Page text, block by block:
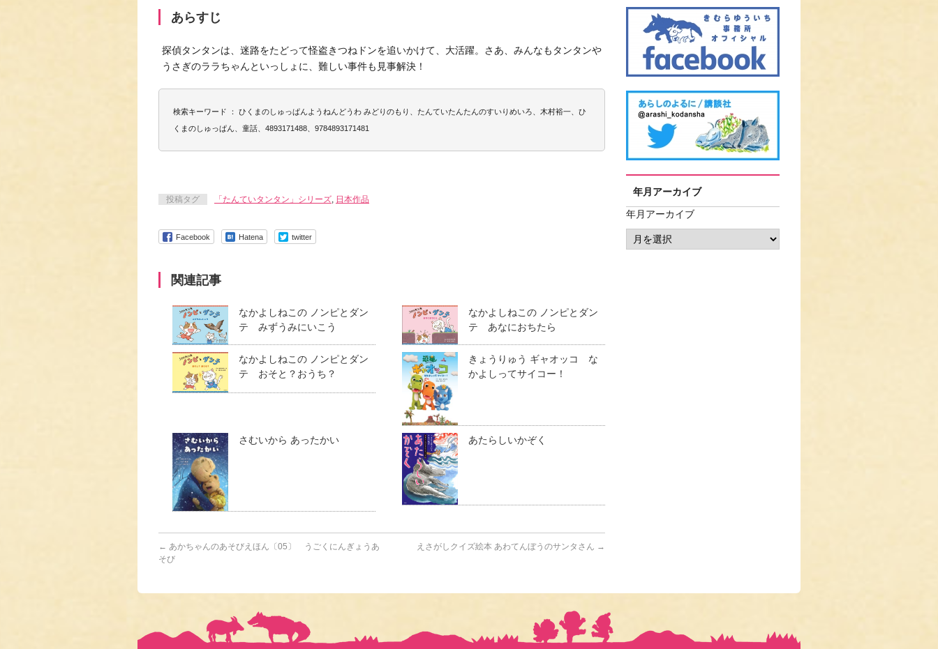
あらすじ
探偵タンタンは、迷路をたどって怪盗きつねドンを追いかけて、大活躍。さあ、みんなもタンタンや
うさぎのララちゃんといっしょに、難しい事件も見事解決！
検索キーワード ： ひくまのしゅっぱんようねんどうわ みどりのもり、たんていたんたんのすいりめいろ、木村裕一、ひ
くまのしゅっぱん、童話、4893171488、9784893171481
投稿タグ 「たんていタンタン」シリーズ 日本作品
Facebook Hatena twitter
関連記事
なかよしねこの ノンピとダン
テ みずうみにいこう
なかよしねこの ノンピとダン
テ あなにおちたら
なかよしねこの ノンピとダン
テ おそと？おうち？
きょうりゅう ギャオッコ な
かよしってサイコー！
さむいから あったかい あたらしいかぞく
← あかちゃんのあそびえほん〔05〕 うごくにんぎょうあ
そび
えさがしクイズ絵本 あわてんぼうのサンタさん →
年月アーカイブ
年月アーカイブ